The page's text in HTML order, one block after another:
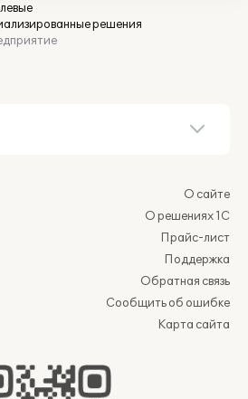
решения
О сайте
О решениях 1С
Прайс-лист
Поддержка
Обратная связь
Сообщить об ошибке
Карта сайта